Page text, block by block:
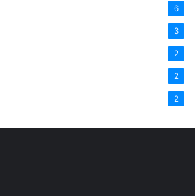
6
3
2
2
2